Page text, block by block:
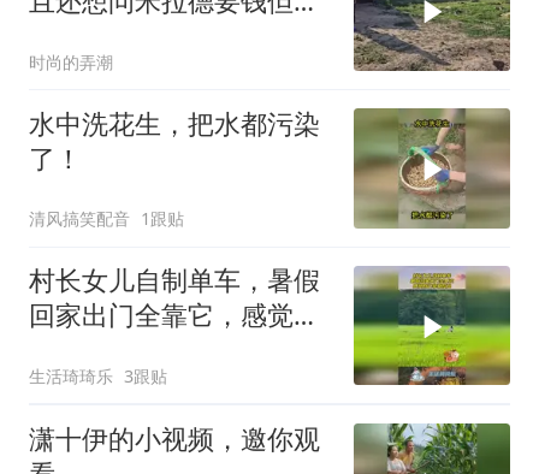
时尚的弄潮
水中洗花生，把水都污染
了！
清风搞笑配音 1跟贴
村长女儿自制单车，暑假
回家出门全靠它，感觉自
生活琦琦乐 3跟贴
潇十伊的小视频，邀你观